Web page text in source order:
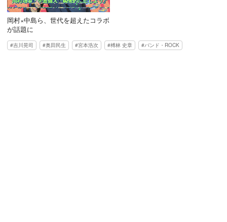
岡村×中島ら、世代を超えたコラボ
が話題に
吉川晃司 奥田民生 宮本浩次 榑林 史章 バンド・ROCK